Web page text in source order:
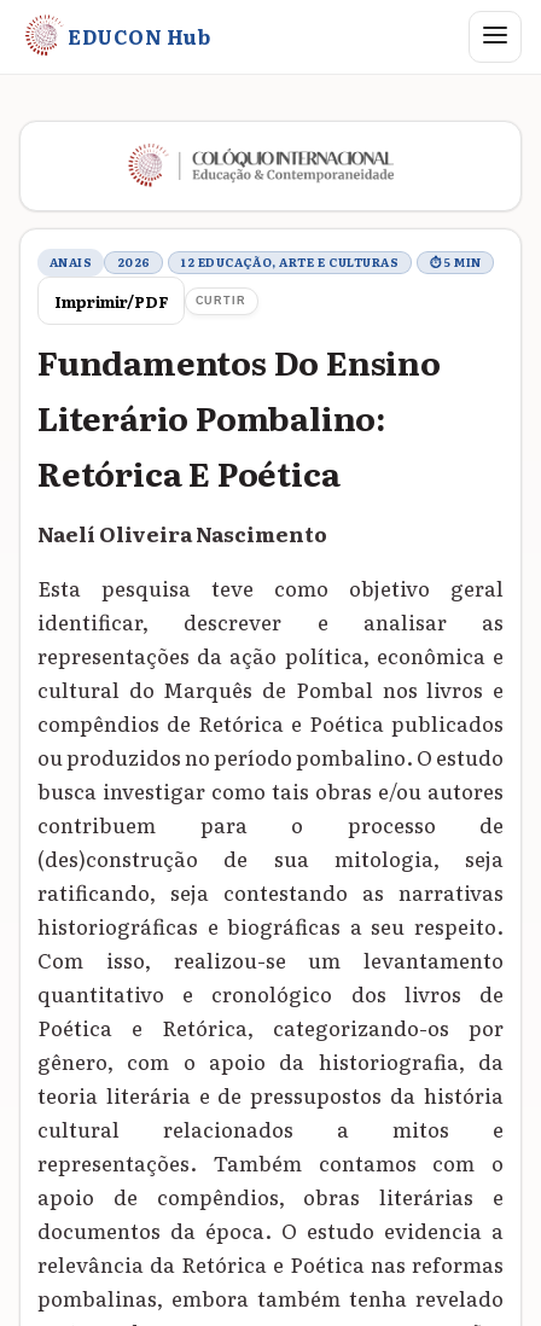
EDUCON Hub Abrir
Metadados do trabalho
ANAIS 2026 12 EDUCAÇÃO, ARTE E CULTURAS ⏱ 5 MIN
Imprimir/PDF CURTIR
Fundamentos Do Ensino
Literário Pombalino:
Retórica E Poética
Naelí Oliveira Nascimento
Esta pesquisa teve como objetivo geral
identificar, descrever e analisar as
representações da ação política, econômica e
cultural do Marquês de Pombal nos livros e
compêndios de Retórica e Poética publicados
ou produzidos no período pombalino. O estudo
busca investigar como tais obras e/ou autores
contribuem para o processo de
(des)construção de sua mitologia, seja
ratificando, seja contestando as narrativas
historiográficas e biográficas a seu respeito.
Com isso, realizou-se um levantamento
quantitativo e cronológico dos livros de
Poética e Retórica, categorizando-os por
gênero, com o apoio da historiografia, da
teoria literária e de pressupostos da história
cultural relacionados a mitos e
representações. Também contamos com o
apoio de compêndios, obras literárias e
documentos da época. O estudo evidencia a
relevância da Retórica e Poética nas reformas
pombalinas, embora também tenha revelado